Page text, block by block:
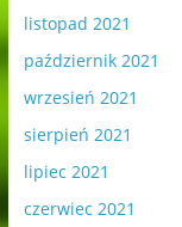
listopad 2021
październik 2021
wrzesień 2021
sierpień 2021
lipiec 2021
czerwiec 2021